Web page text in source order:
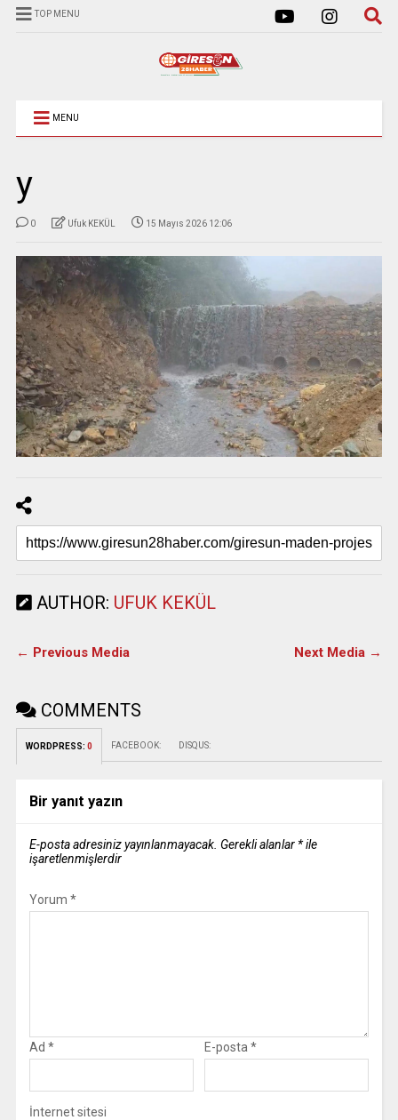
TOP MENU
MENU
y
0 Ufuk KEKÜL 15 Mayıs 2026 12:06
AUTHOR: UFUK KEKÜL
← Previous Media Next Media →
COMMENTS
WORDPRESS: 0 FACEBOOK: DISQUS:
Bir yanıt yazın
E-posta adresiniz yayınlanmayacak. Gerekli alanlar *ile
işaretlenmişlerdir
Yorum *
Ad * E-posta *
İnternet sitesi